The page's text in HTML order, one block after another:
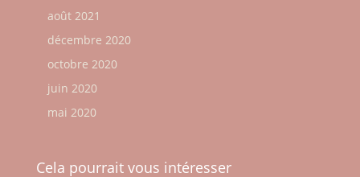
août 2021
décembre 2020
octobre 2020
juin 2020
mai 2020
Cela pourrait vous intéresser